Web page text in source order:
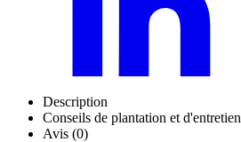
Description
Conseils de plantation et d'entretien
Avis (0)